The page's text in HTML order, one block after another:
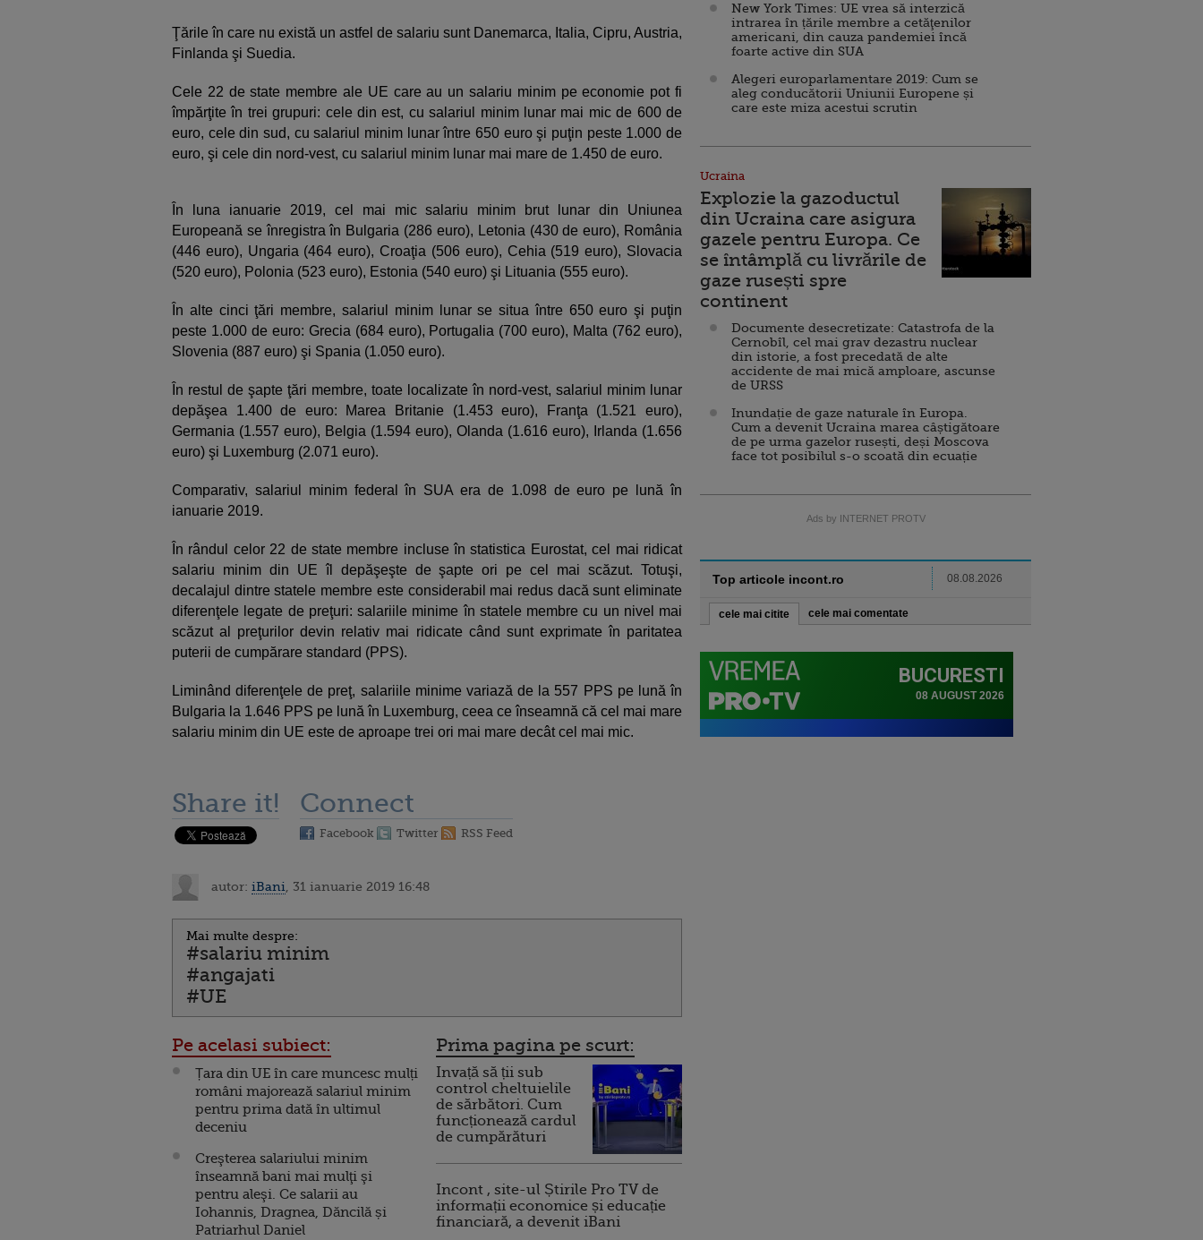
Ţările în care nu există un astfel de salariu sunt Danemarca, Italia, Cipru, Austria,
Finlanda şi Suedia.
Cele 22 de state membre ale UE care au un salariu minim pe economie pot fi
împărţite în trei grupuri: cele din est, cu salariul minim lunar mai mic de 600 de
euro, cele din sud, cu salariul minim lunar între 650 euro şi puţin peste 1.000 de
euro, şi cele din nord-vest, cu salariul minim lunar mai mare de 1.450 de euro.
În luna ianuarie 2019, cel mai mic salariu minim brut lunar din Uniunea
Europeană se înregistra în Bulgaria (286 euro), Letonia (430 de euro), România
(446 euro), Ungaria (464 euro), Croaţia (506 euro), Cehia (519 euro), Slovacia
(520 euro), Polonia (523 euro), Estonia (540 euro) şi Lituania (555 euro).
În alte cinci ţări membre, salariul minim lunar se situa între 650 euro şi puţin
peste 1.000 de euro: Grecia (684 euro), Portugalia (700 euro), Malta (762 euro),
Slovenia (887 euro) şi Spania (1.050 euro).
În restul de şapte ţări membre, toate localizate în nord-vest, salariul minim lunar
depăşea 1.400 de euro: Marea Britanie (1.453 euro), Franţa (1.521 euro),
Germania (1.557 euro), Belgia (1.594 euro), Olanda (1.616 euro), Irlanda (1.656
euro) şi Luxemburg (2.071 euro).
Comparativ, salariul minim federal în SUA era de 1.098 de euro pe lună în
ianuarie 2019.
În rândul celor 22 de state membre incluse în statistica Eurostat, cel mai ridicat
salariu minim din UE îl depăşeşte de şapte ori pe cel mai scăzut. Totuşi,
decalajul dintre statele membre este considerabil mai redus dacă sunt eliminate
diferenţele legate de preţuri: salariile minime în statele membre cu un nivel mai
scăzut al preţurilor devin relativ mai ridicate când sunt exprimate în paritatea
puterii de cumpărare standard (PPS).
Liminând diferenţele de preţ, salariile minime variază de la 557 PPS pe lună în
Bulgaria la 1.646 PPS pe lună în Luxemburg, ceea ce înseamnă că cel mai mare
salariu minim din UE este de aproape trei ori mai mare decât cel mai mic.
Share it! Connect
Facebook Twitter RSS Feed
autor: iBani , 31 ianuarie 2019 16:48
Mai multe despre:
#salariu minim
#angajati
#UE
Pe acelasi subiect:
Țara din UE în care muncesc mulți
români majorează salariul minim
pentru prima dată în ultimul
deceniu
Creşterea salariului minim
înseamnă bani mai mulţi şi
pentru aleşi. Ce salarii au
Iohannis, Dragnea, Dăncilă și
Patriarhul Daniel
Prima pagina pe scurt:
Invață să ții sub
control cheltuielile
de sărbători. Cum
funcționează cardul
de cumpărături
Incont , site-ul Știrile Pro TV de
informații economice și educație
financiară, a devenit iBani
New York Times: UE vrea să interzică
intrarea în țările membre a cetăţenilor
americani, din cauza pandemiei încă
foarte active din SUA
Alegeri europarlamentare 2019: Cum se
aleg conducătorii Uniunii Europene și
care este miza acestui scrutin
Ucraina
Explozie la gazoductul
din Ucraina care asigura
gazele pentru Europa. Ce
se întâmplă cu livrările de
gaze rusești spre
continent
Documente desecretizate: Catastrofa de la
Cernobîl, cel mai grav dezastru nuclear
din istorie, a fost precedată de alte
accidente de mai mică amploare, ascunse
de URSS
Inundație de gaze naturale în Europa.
Cum a devenit Ucraina marea câștigătoare
de pe urma gazelor rusești, deși Moscova
face tot posibilul s-o scoată din ecuație
Ads by INTERNET PROTV
Top articole incont.ro 08.08.2026
cele mai citite cele mai comentate